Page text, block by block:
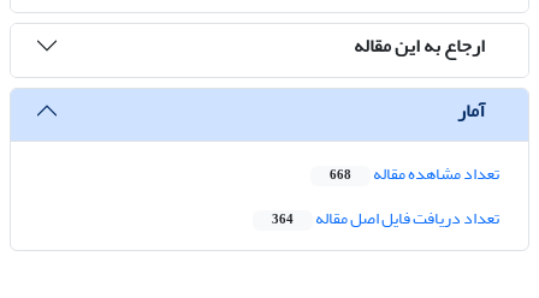
ارجاع به این مقاله
آمار
تعداد مشاهده مقاله 668
تعداد دریافت فایل اصل مقاله 364